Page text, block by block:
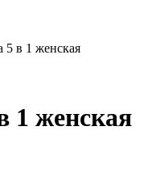
5 в 1 женская
1 женская